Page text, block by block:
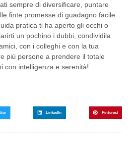
sempre di diversificare, puntare
finte promesse di guadagno facile.
pratica ti ha aperto gli occhi o
un pochino i dubbi, condividila
con i colleghi e con la tua
più persone a prendere il totale
con intelligenza e serenità!
LinkedIn Pinterest